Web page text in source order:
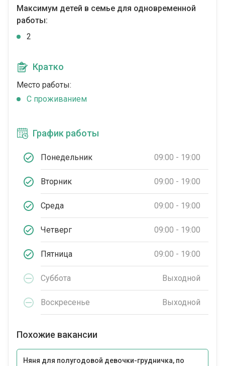
Максимум детей в семье для одновременной
работы:
2
Кратко
Место работы:
C проживанием
График работы
Понедельник 09:00 - 19:00
Вторник 09:00 - 19:00
Среда 09:00 - 19:00
Четверг 09:00 - 19:00
Пятница 09:00 - 19:00
Суббота Выходной
Воскресенье Выходной
Похожие вакансии
Няня для полугодовой девочки-грудничка, по